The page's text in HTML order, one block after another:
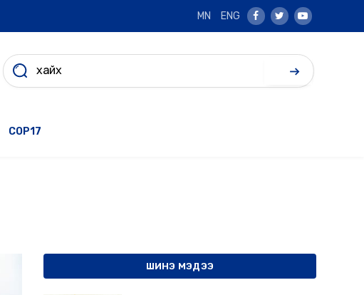
MN ENG
Facebook
TwitterYoutube
COP17
ШИНЭ МЭДЭЭ